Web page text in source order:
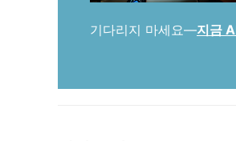
기다리지 마세요—지금